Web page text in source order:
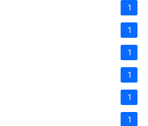
1
1
1
1
1
1